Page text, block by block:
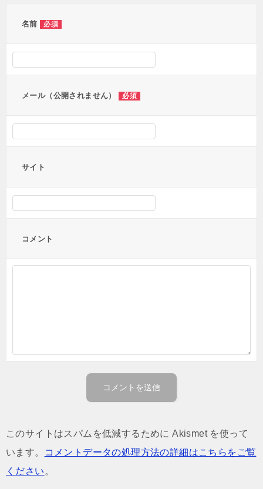
名前 必須
メール（公開されません） 必須
サイト
コメント
このサイトはスパムを低減するために Akismet を使って
います。
コメントデータの処理方法の詳細はこちらをご覧
ください 。